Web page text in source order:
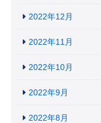
2022年12月
2022年11月
2022年10月
2022年9月
2022年8月